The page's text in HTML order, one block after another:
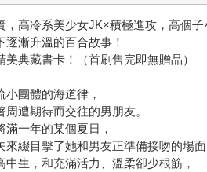
高冷系美少女JK×積極進攻，高個子
漸升溫的百合故事！
典藏書卡！（首刷售完即無贈品）
小團體的海道律，
周遭期待而交往的男朋友。
滿一年的某個夏日，
來綴目擊了她和男友正準備接吻的場
中生，和充滿活力、溫柔卻少根筋，